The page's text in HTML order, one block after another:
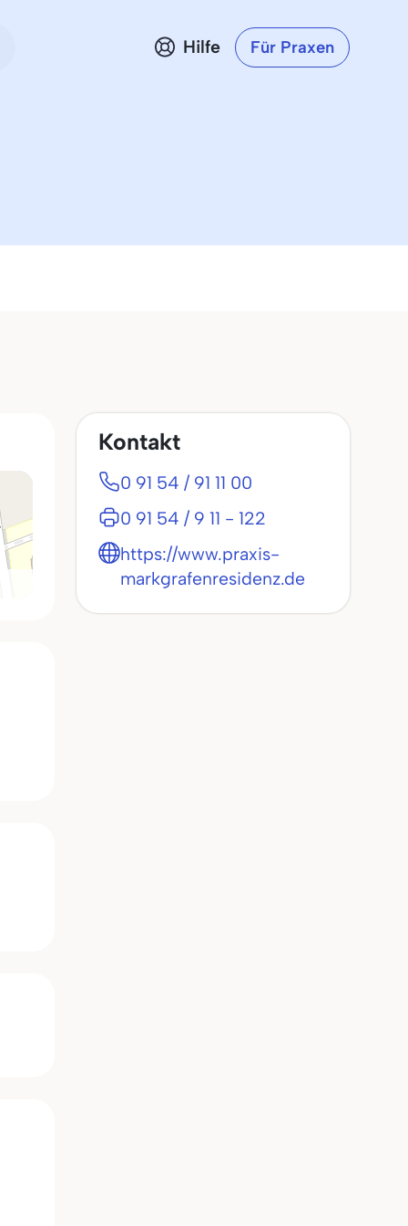
Hilfe Für Praxen
Kontakt
0 91 54 / 91 11 00
0 91 54 / 9 11 - 122
https://www.praxis-
markgrafenresidenz.de